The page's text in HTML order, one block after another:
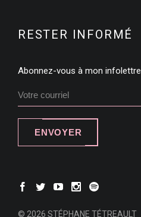
RESTER INFORMÉ
Abonnez-vous à mon infolettre
ENVOYER
© 2026 STÉPHANE TÉTREAULT